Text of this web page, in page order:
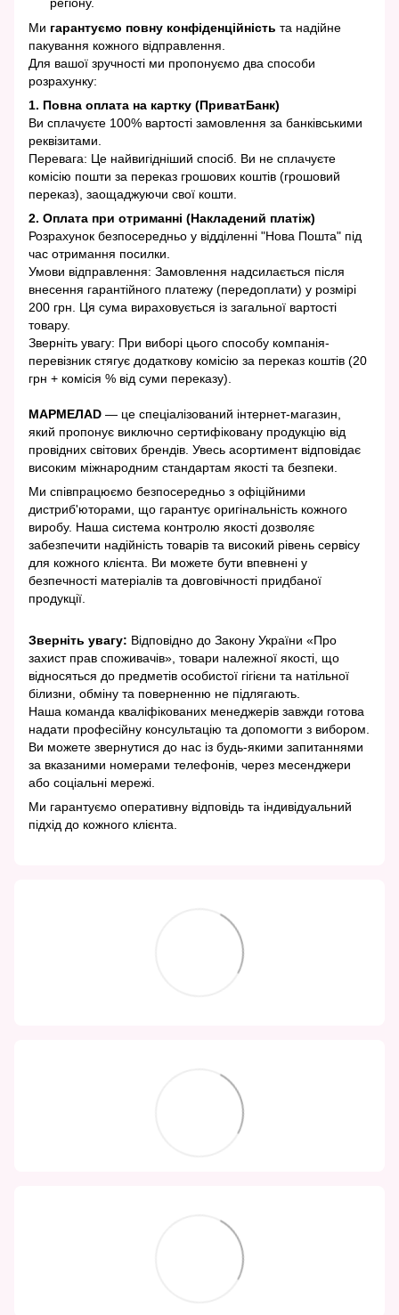
Ми гарантуємо повну конфіденційність та надійне
пакування кожного відправлення.
Для вашої зручності ми пропонуємо два способи
розрахунку:
1. Повна оплата на картку (ПриватБанк)
Ви сплачуєте 100% вартості замовлення за банківськими
реквізитами.
Перевага: Це найвигідніший спосіб. Ви не сплачуєте
комісію пошти за переказ грошових коштів (грошовий
переказ), заощаджуючи свої кошти.
2. Оплата при отриманні (Накладений платіж)
Розрахунок безпосередньо у відділенні "Нова Пошта" під
час отримання посилки.
Умови відправлення: Замовлення надсилається після
внесення гарантійного платежу (передоплати) у розмірі
200 грн. Ця сума вираховується із загальної вартості
товару.
Зверніть увагу: При виборі цього способу компанія-
перевізник стягує додаткову комісію за переказ коштів (20
грн + комісія % від суми переказу).
МАРМЕЛАD — це спеціалізований інтернет-магазин,
який пропонує виключно сертифіковану продукцію від
провідних світових брендів. Увесь асортимент відповідає
високим міжнародним стандартам якості та безпеки.
Ми співпрацюємо безпосередньо з офіційними
дистриб'юторами, що гарантує оригінальність кожного
виробу. Наша система контролю якості дозволяє
забезпечити надійність товарів та високий рівень сервісу
для кожного клієнта. Ви можете бути впевнені у
безпечності матеріалів та довговічності придбаної
продукції.
Зверніть увагу: Відповідно до Закону України «Про
захист прав споживачів», товари належної якості, що
відносяться до предметів особистої гігієни та натільної
білизни, обміну та поверненню не підлягають.
Наша команда кваліфікованих менеджерів завжди готова
надати професійну консультацію та допомогти з вибором.
Ви можете звернутися до нас із будь-якими запитаннями
за вказаними номерами телефонів, через месенджери
або соціальні мережі.
Ми гарантуємо оперативну відповідь та індивідуальний
підхід до кожного клієнта.